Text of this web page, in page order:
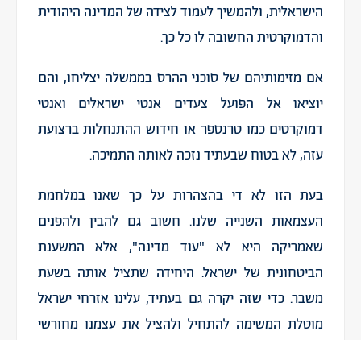
הישראלית, ולהמשיך לעמוד לצידה של המדינה היהודית
והדמוקרטית החשובה לו כל כך.
אם מזימותיהם של סוכני ההרס בממשלה יצליחו, והם
יוציאו אל הפועל צעדים אנטי ישראלים ואנטי
דמוקרטים כמו טרנספר או חידוש ההתנחלות ברצועת
עזה, לא בטוח שבעתיד נזכה לאותה התמיכה.
בעת הזו לא די בהצהרות על כך שאנו במלחמת
העצמאות השנייה שלנו. חשוב גם להבין ולהפנים
שאמריקה היא לא "עוד מדינה", אלא המשענת
הביטחונית של ישראל. היחידה שתציל אותה בשעת
משבר. כדי שזה יקרה גם בעתיד, עלינו אזרחי ישראל
מוטלת המשימה להתחיל ולהציל את עצמנו מחורשי